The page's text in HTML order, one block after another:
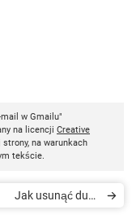
w Gmailu"
na licencji Creative
na warunkach
tekście.
Jak usunąć duże